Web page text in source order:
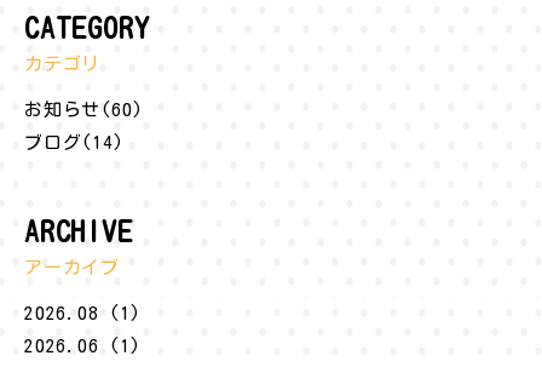
CATEGORY
カテゴリ
お知らせ(60)
ブログ(14)
ARCHIVE
アーカイブ
2026.08 (1)
2026.06 (1)